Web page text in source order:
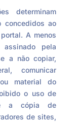
determinam
concedidos ao
A menos
pela
a não copiar,
comunicar
material do
o uso de
a cópia de
de sites,